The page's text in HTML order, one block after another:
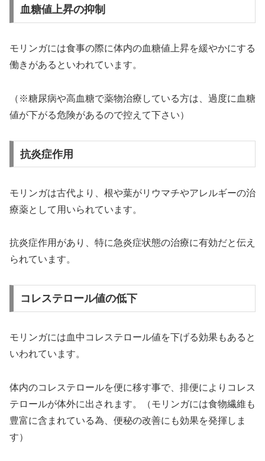
血糖値上昇の抑制
モリンガには食事の際に体内の血糖値上昇を緩やかにする
働きがあるといわれています。
（※糖尿病や高血糖で薬物治療している方は、過度に血糖
値が下がる危険があるので控えて下さい）
抗炎症作用
モリンガは古代より、根や葉がリウマチやアレルギーの治
療薬として用いられています。
抗炎症作用があり、特に急炎症状態の治療に有効だと伝え
られています。
コレステロール値の低下
モリンガには血中コレステロール値を下げる効果もあると
いわれています。
体内のコレステロールを便に移す事で、排便によりコレス
テロールが体外に出されます。（モリンガには食物繊維も
豊富に含まれている為、便秘の改善にも効果を発揮しま
す）